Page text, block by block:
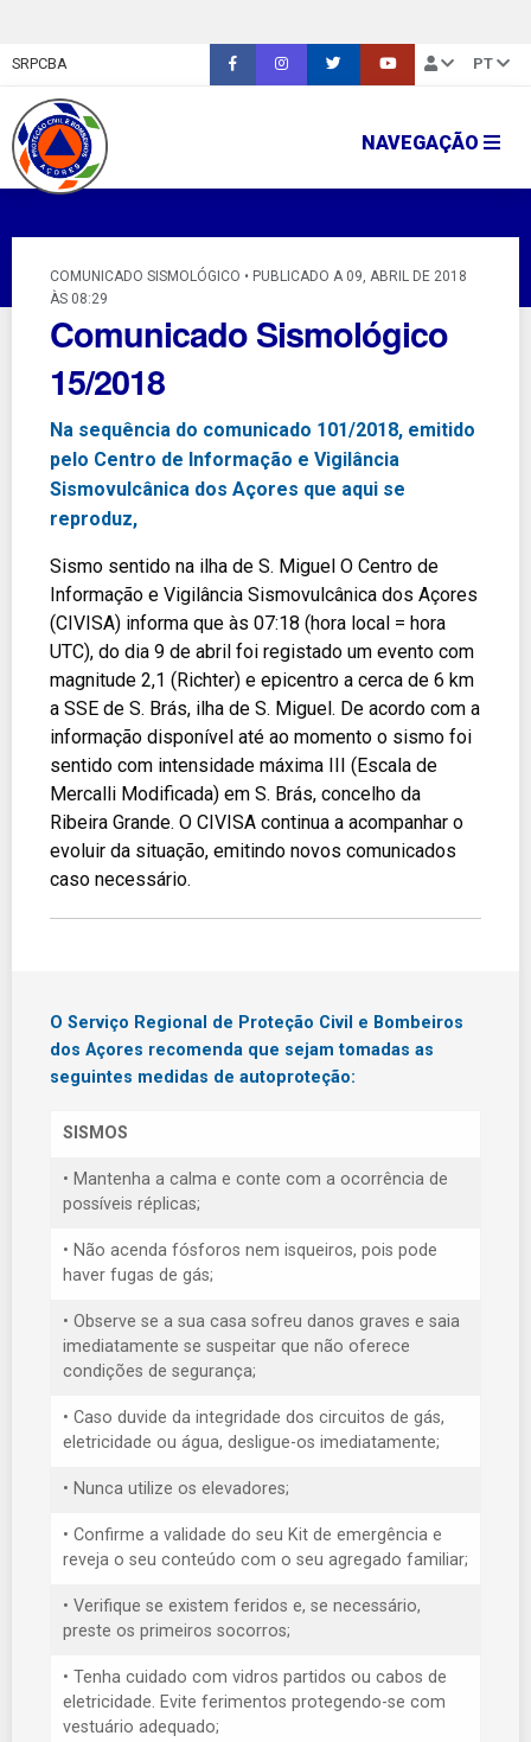
SRPCBA PT
NAVEGAÇÃO
COMUNICADO SISMOLÓGICO • PUBLICADO A 09, ABRIL DE 2018
ÀS 08:29
Comunicado Sismológico
15/2018
Na sequência do comunicado 101/2018, emitido
pelo Centro de Informação e Vigilância
Sismovulcânica dos Açores que aqui se
reproduz,
Sismo sentido na ilha de S. Miguel O Centro de
Informação e Vigilância Sismovulcânica dos Açores
(CIVISA) informa que às 07:18 (hora local = hora
UTC), do dia 9 de abril foi registado um evento com
magnitude 2,1 (Richter) e epicentro a cerca de 6 km
a SSE de S. Brás, ilha de S. Miguel. De acordo com a
informação disponível até ao momento o sismo foi
sentido com intensidade máxima III (Escala de
Mercalli Modificada) em S. Brás, concelho da
Ribeira Grande. O CIVISA continua a acompanhar o
evoluir da situação, emitindo novos comunicados
caso necessário.
O Serviço Regional de Proteção Civil e Bombeiros
dos Açores recomenda que sejam tomadas as
seguintes medidas de autoproteção:
SISMOS
• Mantenha a calma e conte com a ocorrência de
possíveis réplicas;
• Não acenda fósforos nem isqueiros, pois pode
haver fugas de gás;
• Observe se a sua casa sofreu danos graves e saia
imediatamente se suspeitar que não oferece
condições de segurança;
• Caso duvide da integridade dos circuitos de gás,
eletricidade ou água, desligue-os imediatamente;
• Nunca utilize os elevadores;
• Confirme a validade do seu Kit de emergência e
reveja o seu conteúdo com o seu agregado familiar;
• Verifique se existem feridos e, se necessário,
preste os primeiros socorros;
• Tenha cuidado com vidros partidos ou cabos de
eletricidade. Evite ferimentos protegendo-se com
vestuário adequado;